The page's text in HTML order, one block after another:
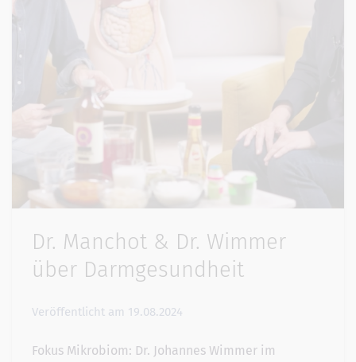
Dr. Manchot & Dr. Wimmer
über Darmgesundheit
Veröffentlicht am 19.08.2024
Fokus Mikrobiom: Dr. Johannes Wimmer im